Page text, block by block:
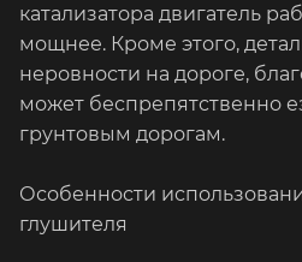
катализатора двигатель
мощнее. Кроме этого,
неровности на дороге,
может беспрепятственно
грунтовым дорогам.
Особенности
глушителя